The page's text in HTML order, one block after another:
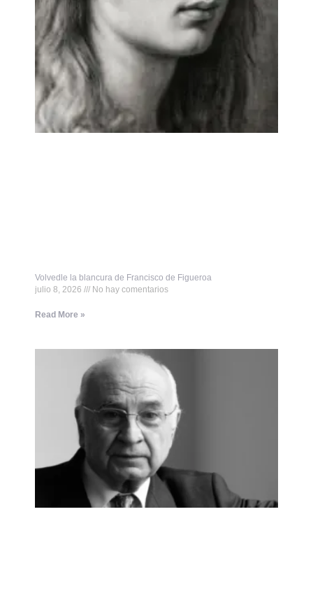
Volvedle la blancura de Francisco de Figueroa
julio 8, 2026
No hay comentarios
Read More »